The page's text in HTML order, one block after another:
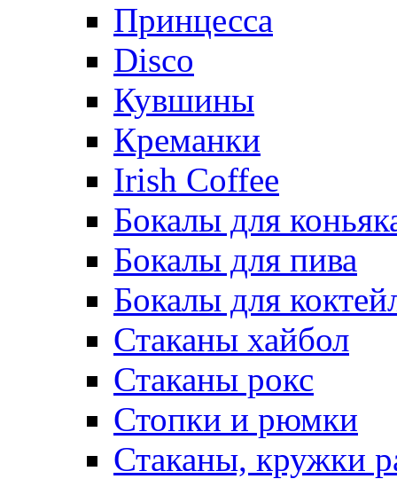
Принцесса
Disco
Кувшины
Креманки
Irish Coffee
Бокалы для
Бокалы для пива
Бокалы для
Стаканы хайбол
Стаканы рокс
Стопки и рюмки
Стаканы, кружки